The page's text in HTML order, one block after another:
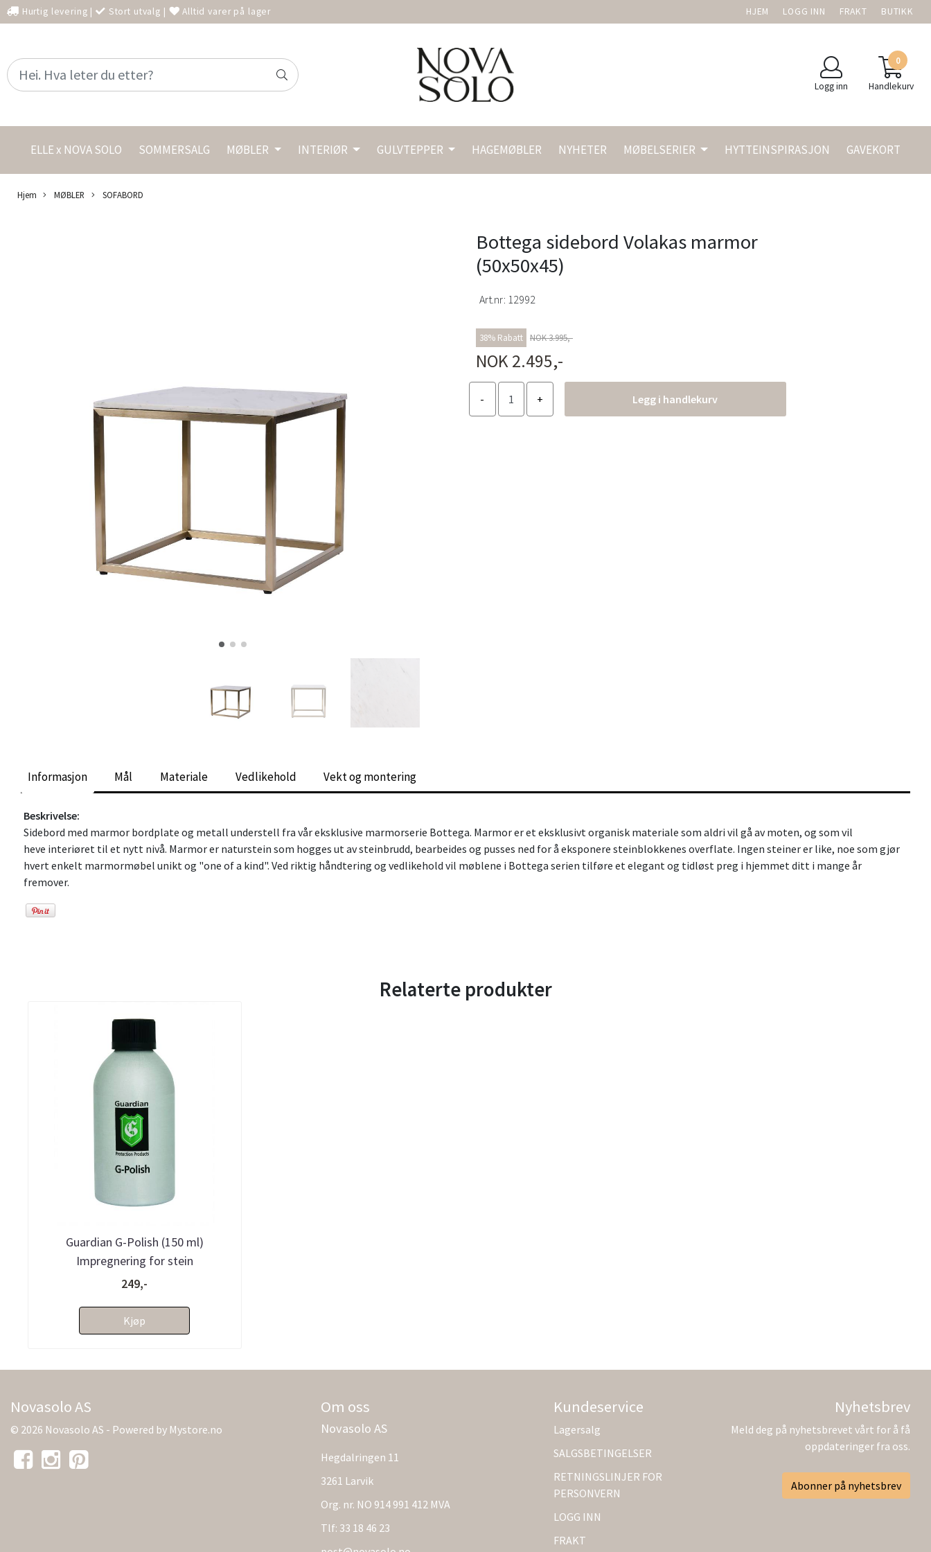
Hurtig levering | Stort utvalg | Alltid varer på lager HJEM LOGG INN FRAKT BUTIKK
Logg inn
0
Handlekurv
ELLE x NOVA SOLO SOMMERSALG MØBLER INTERIØR GULVTEPPER HAGEMØBLER NYHETER MØBELSERIER HYTTEINSPIRASJON GAVEKORT
Hjem MØBLER SOFABORD
Bottega sidebord Volakas marmor
(50x50x45)
Art.nr: 12992
38% Rabatt NOK 3.995,-
NOK 2.495,-
Legg i handlekurv
Informasjon Mål Materiale Vedlikehold Vekt og montering
Beskrivelse:
Sidebord med marmor bordplate og metall understell fra vår eksklusive marmorserie Bottega. Marmor er et eksklusivt organisk materiale som aldri vil gå av moten, og som vil
heve interiøret til et nytt nivå. Marmor er naturstein som hogges ut av steinbrudd, bearbeides og pusses ned for å eksponere steinblokkenes overflate. Ingen steiner er like, noe som gjør
hvert enkelt marmormøbel unikt og "one of a kind". Ved riktig håndtering og vedlikehold vil møblene i Bottega serien tilføre et elegant og tidløst preg i hjemmet ditt i mange år
fremover.
Relaterte produkter
Guardian G-Polish (150 ml)
Impregnering for stein
249,-
Kjøp
Novasolo AS
© 2026 Novasolo AS - Powered by Mystore.no
Om oss
Novasolo AS
Hegdalringen 11
3261 Larvik
Org. nr. NO 914 991 412 MVA
Tlf: 33 18 46 23
Kundeservice
Lagersalg
SALGSBETINGELSER
RETNINGSLINJER FOR
PERSONVERN
LOGG INN
FRAKT
Nyhetsbrev
Meld deg på nyhetsbrevet vårt for å få
oppdateringer fra oss.
Abonner på nyhetsbrev